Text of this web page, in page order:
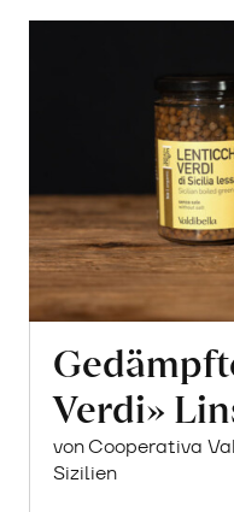
Verdi»
von Cooperativa
Sizilien